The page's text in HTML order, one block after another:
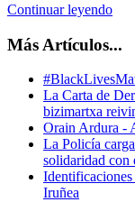
Continuar leyendo
Más Artículos...
La Carta de
bizimartxa
Orain Ardura -
La Policía
solidaridad con
Identificaciones
Iruñea